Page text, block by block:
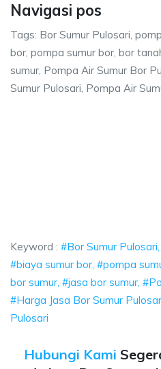
Navigasi pos
Tags: Bor Sumur Pulosari,
bor, pompa sumur bor, bor
sumur, Pompa Air Sumur Bor
Sumur Pulosari, Pompa Air
Keyword : #Bor Sumur
#biaya sumur bor, #pompa
bor sumur, #jasa bor sumur,
#Harga Jasa Bor Sumur
Pulosari
Hubungi Kami